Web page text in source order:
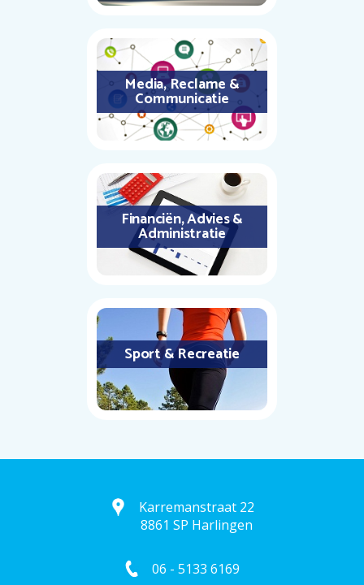
Media, Reclame &
Communicatie
Financiën, Advies &
Administratie
Sport & Recreatie
Karremanstraat 22
8861 SP Harlingen
06 - 5133 6169